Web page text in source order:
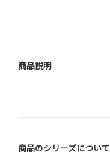
商品説明
商品のシリーズについて